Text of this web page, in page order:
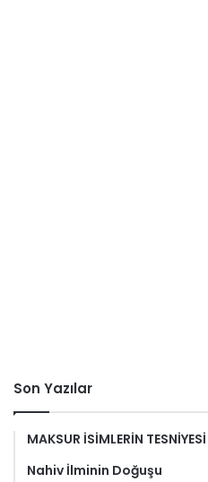
Son Yazılar
MAKSUR İSİMLERİN TESNİYESİ
Nahiv İlminin Doğuşu